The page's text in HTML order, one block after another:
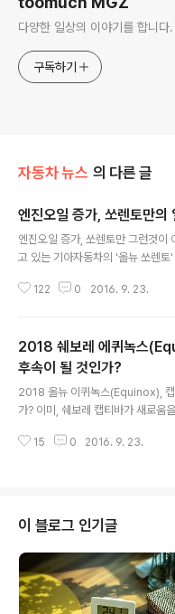
다양한 일상의 이야기를 합니다.
구독하기
자동차 뉴스 의 다른 글
엔진오일 증가, 쏘렌토만의
엔진오일 증가, 쏘렌토만 그런것이
고 있는 기아자동차의 '올뉴 쏘렌토
엔진오일을 주입하지 않은 상황에
만, DPF 의 작동 때문에 생기는 현
나오고 있다. 그런데, 이러한 엔진오
토만의 문제가 아니다. 다들 아시
젤. 현대기아 자동차의 유로6에 대
사용하고 있으며, 문제가 되고 있는
가는 R 엔진의 경우이다. 그리고, 최
122 0 2016. 9. 23.
2018 쉐보레 에퀴녹스
후속이 될 것인가?
2018 올뉴 이퀴녹스(Equinox), 캡
가? 이미, 쉐보레 캡티바가 새로움
고, 에퀴녹스(Equinox)가 캡티바의
는 엄청난 규모의 글로벌 자동차 회
대의 자동차를 만들기에는 시간이
런데, 에퀴녹스(Equinox) 또한 이
다. 완전히 세련되어진 실내외 디
을 갖추고 말이다. 물론, 디자인은
면 메르세데..
15 0 2016. 9. 23.
이 블로그 인기글